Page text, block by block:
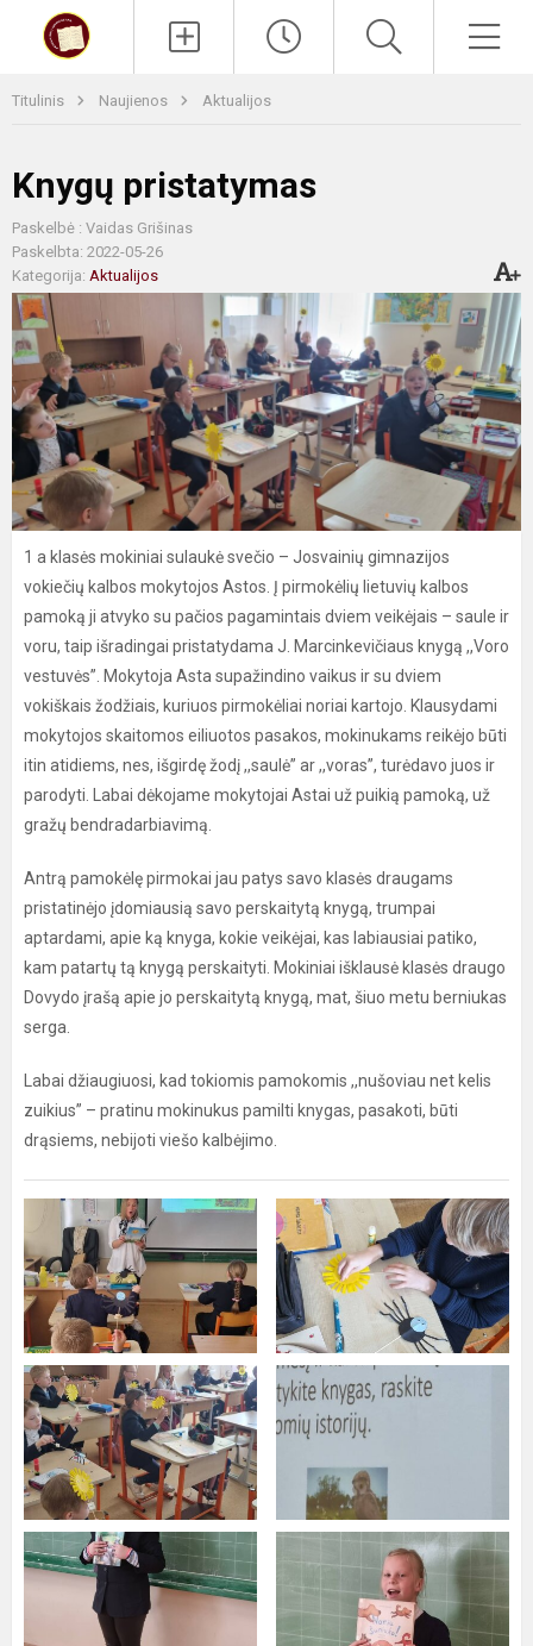
Titulinis Naujienos Aktualijos
Knygų pristatymas
Paskelbė : Vaidas Grišinas
Paskelbta: 2022-05-26
Kategorija: Aktualijos
1 a klasės mokiniai sulaukė svečio – Josvainių gimnazijos
vokiečių kalbos mokytojos Astos. Į pirmokėlių lietuvių kalbos
pamoką ji atvyko su pačios pagamintais dviem veikėjais – saule ir
voru, taip išradingai pristatydama J. Marcinkevičiaus knygą ,,Voro
vestuvės”. Mokytoja Asta supažindino vaikus ir su dviem
vokiškais žodžiais, kuriuos pirmokėliai noriai kartojo. Klausydami
mokytojos skaitomos eiliuotos pasakos, mokinukams reikėjo būti
itin atidiems, nes, išgirdę žodį ,,saulė” ar ,,voras”, turėdavo juos ir
parodyti. Labai dėkojame mokytojai Astai už puikią pamoką, už
gražų bendradarbiavimą.
Antrą pamokėlę pirmokai jau patys savo klasės draugams
pristatinėjo įdomiausią savo perskaitytą knygą, trumpai
aptardami, apie ką knyga, kokie veikėjai, kas labiausiai patiko,
kam patartų tą knygą perskaityti. Mokiniai išklausė klasės draugo
Dovydo įrašą apie jo perskaitytą knygą, mat, šiuo metu berniukas
serga.
Labai džiaugiuosi, kad tokiomis pamokomis ,,nušoviau net kelis
zuikius” – pratinu mokinukus pamilti knygas, pasakoti, būti
drąsiems, nebijoti viešo kalbėjimo.